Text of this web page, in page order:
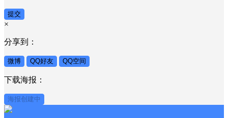
提交
×
分享到：
微博 QQ好友 QQ空间
下载海报：
海报创建中